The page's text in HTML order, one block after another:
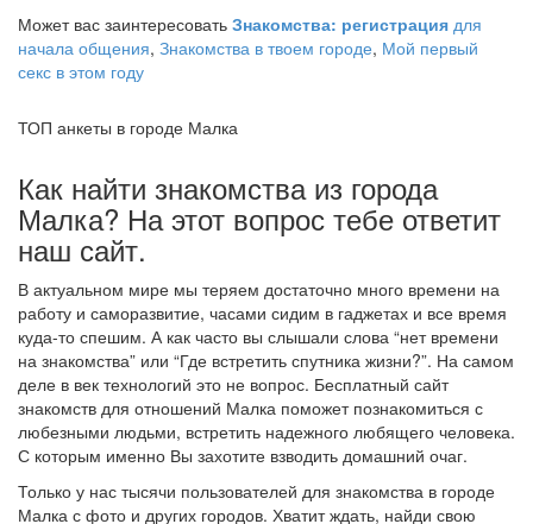
Может вас заинтересовать Знакомства: регистрация для
начала общения, Знакомства в твоем городе, Мой первый
секс в этом году
ТОП анкеты в городе Малка
Как найти знакомства из города
Малка? На этот вопрос тебе ответит
наш сайт.
В актуальном мире мы теряем достаточно много времени на
работу и саморазвитие, часами сидим в гаджетах и все время
куда-то спешим. А как часто вы слышали слова “нет времени
на знакомства” или “Где встретить спутника жизни?”. На самом
деле в век технологий это не вопрос. Бесплатный сайт
знакомств для отношений Малка поможет познакомиться с
любезными людьми, встретить надежного любящего человека.
С которым именно Вы захотите взводить домашний очаг.
Только у нас тысячи пользователей для знакомства в городе
Малка с фото и других городов. Хватит ждать, найди свою